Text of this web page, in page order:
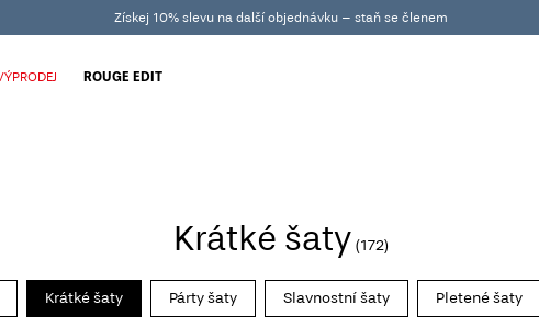
Získej 10% slevu na další objednávku – staň se členem
ROUGE EDIT
Krátké šaty (172)
Krátké šaty Párty šaty Slavnostní šaty Pletené šaty